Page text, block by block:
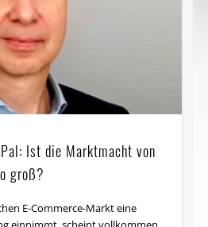
Ist die Marktmacht von
groß?
E-Commerce-Markt eine